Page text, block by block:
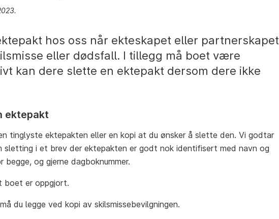
hos oss når ekteskapet eller partnerskapet
eller dødsfall. I tillegg må boet være
kan dere slette en ektepakt dersom dere ikke
ektepakt
tinglyste ektepakten eller en kopi at du ønsker å slette den. Vi godtar
sletting i et brev der ektepakten er godt nok identifisert med navn og
begge, og gjerne dagboknummer.
boet er oppgjort.
du legge ved kopi av skilsmissebevilgningen.